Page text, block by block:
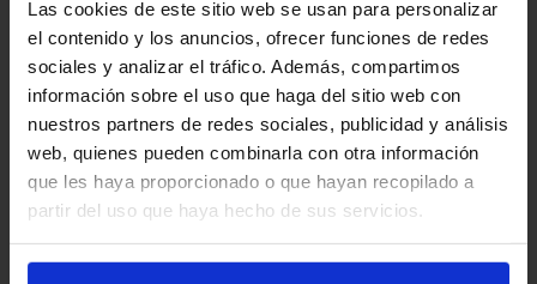
Las cookies de este sitio web se usan para personalizar
el contenido y los anuncios, ofrecer funciones de redes
sociales y analizar el tráfico. Además, compartimos
información sobre el uso que haga del sitio web con
nuestros partners de redes sociales, publicidad y análisis
web, quienes pueden combinarla con otra información
que les haya proporcionado o que hayan recopilado a
partir del uso que haya hecho de sus servicios.